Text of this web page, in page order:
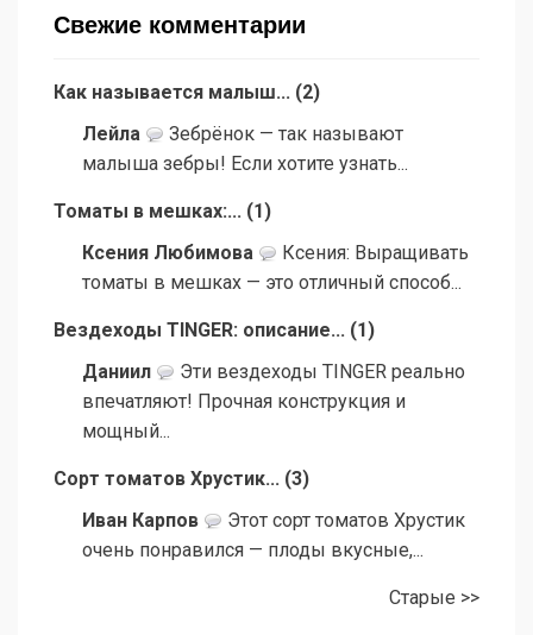
Свежие комментарии
Как называется малыш... (2)
Лейла
Зебрёнок — так называют
малыша зебры! Если хотите узнать...
Томаты в мешках:... (1 )
Ксения Любимова
Ксения: Выращивать
томаты в мешках — это отличный способ...
Вездеходы TINGER: описание... (1 )
Даниил
Эти вездеходы TINGER реально
впечатляют! Прочная конструкция и
мощный...
Сорт томатов Хрустик... (3)
Иван Карпов
Этот сорт томатов Хрустик
очень понравился — плоды вкусные,...
Старые >>